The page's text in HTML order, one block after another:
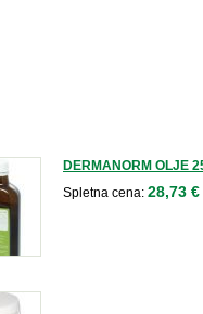
DERMANORM OLJE
Spletna cena: 28,73 €